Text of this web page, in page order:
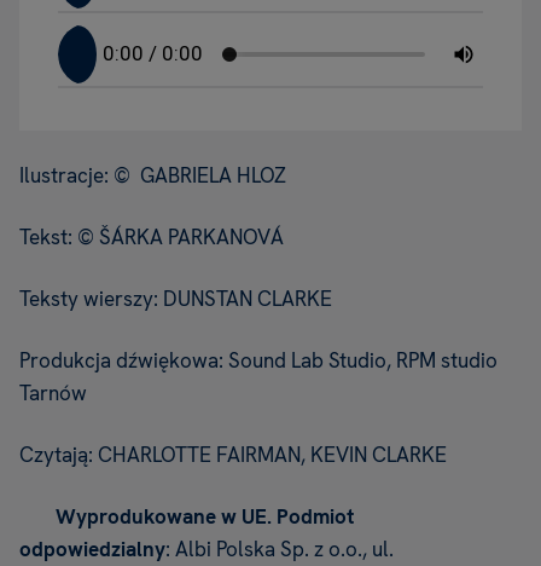
Ilustracje: © GABRIELA HLOZ
Tekst: © ŠÁRKA PARKANOVÁ
Teksty wierszy: DUNSTAN CLARKE
Produkcja dźwiękowa: Sound Lab Studio, RPM studio
Tarnów
Czytają: CHARLOTTE FAIRMAN, KEVIN CLARKE
Wyprodukowane w UE. Podmiot
odpowiedzialny: Albi Polska Sp. z o.o., ul.